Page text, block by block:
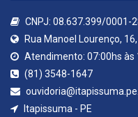
CNPJ: 08.637.399/0001-
Rua Manoel Lourenço,
Atendimento: 07:00hs às
(81) 3548-1647
Itapissuma - PE